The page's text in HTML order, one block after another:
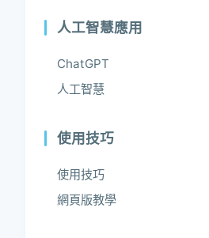
人工智慧應用
ChatGPT
人工智慧
使用技巧
使用技巧
網頁版教學